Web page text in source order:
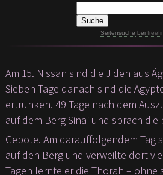
Seitensuche bei
Am 15. Nissan sind die Jiden aus
Sieben Tage danach sind die
ertrunken. 49 Tage nach dem
auf dem Berg Sinaï und sprach
Gebote. Am darauffolgendem Tag
auf den Berg und verweilte dort
Tagen lernte er die Thorah – ohne